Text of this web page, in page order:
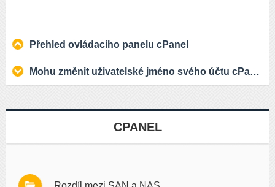
Přehled ovládacího panelu cPanel
Mohu změnit uživatelské jméno svého účtu cPanel?
CPANEL